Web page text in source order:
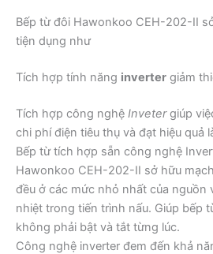
Bếp từ đôi Hawonkoo CEH-202-II
tiện dụng như
Tích hợp tính năng inverter giảm
Tích hợp công nghệ Invetergiúp
chi phí điện tiêu thụ và đạt hiệu quả
Bếp từ tích hợp sẵn công nghệ
Hawonkoo CEH-202-II sở hữu
đều ở các mức nhỏ nhất của nguồn
nhiệt trong tiến trình nấu. Giúp bếp
không phải bật và tắt từng lúc.
Công nghệ inverter đem đến khả